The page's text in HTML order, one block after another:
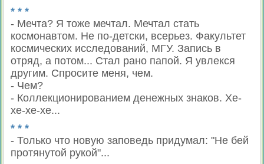
* * *
- Мечта? Я тоже мечтал. Мечтал стать
космонавтом. Не по-детски, всерьез. Факультет
космических исследований, МГУ. Запись в
отряд, а потом... Стал рано папой. Я увлекся
другим. Спросите меня, чем.
- Чем?
- Коллекционированием денежных знаков. Хе-
хе-хе-хе...
* * *
- Только что новую заповедь придумал: "Не бей
протянутой рукой"...